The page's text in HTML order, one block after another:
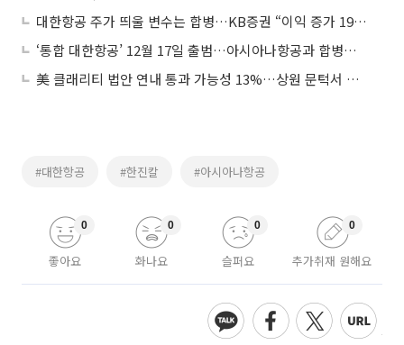
대한항공 주가 띄울 변수는 합병…KB증권 “이익 증가 19%·희석률 5.5%”
‘통합 대한항공’ 12월 17일 출범…아시아나항공과 합병계약 체결
美 클래리티 법안 연내 통과 가능성 13%…상원 문턱서 제동
#대한항공 #한진칼 #아시아나항공
좋아요
0
화나요
0
슬퍼요
0
추가취재 원해요
0